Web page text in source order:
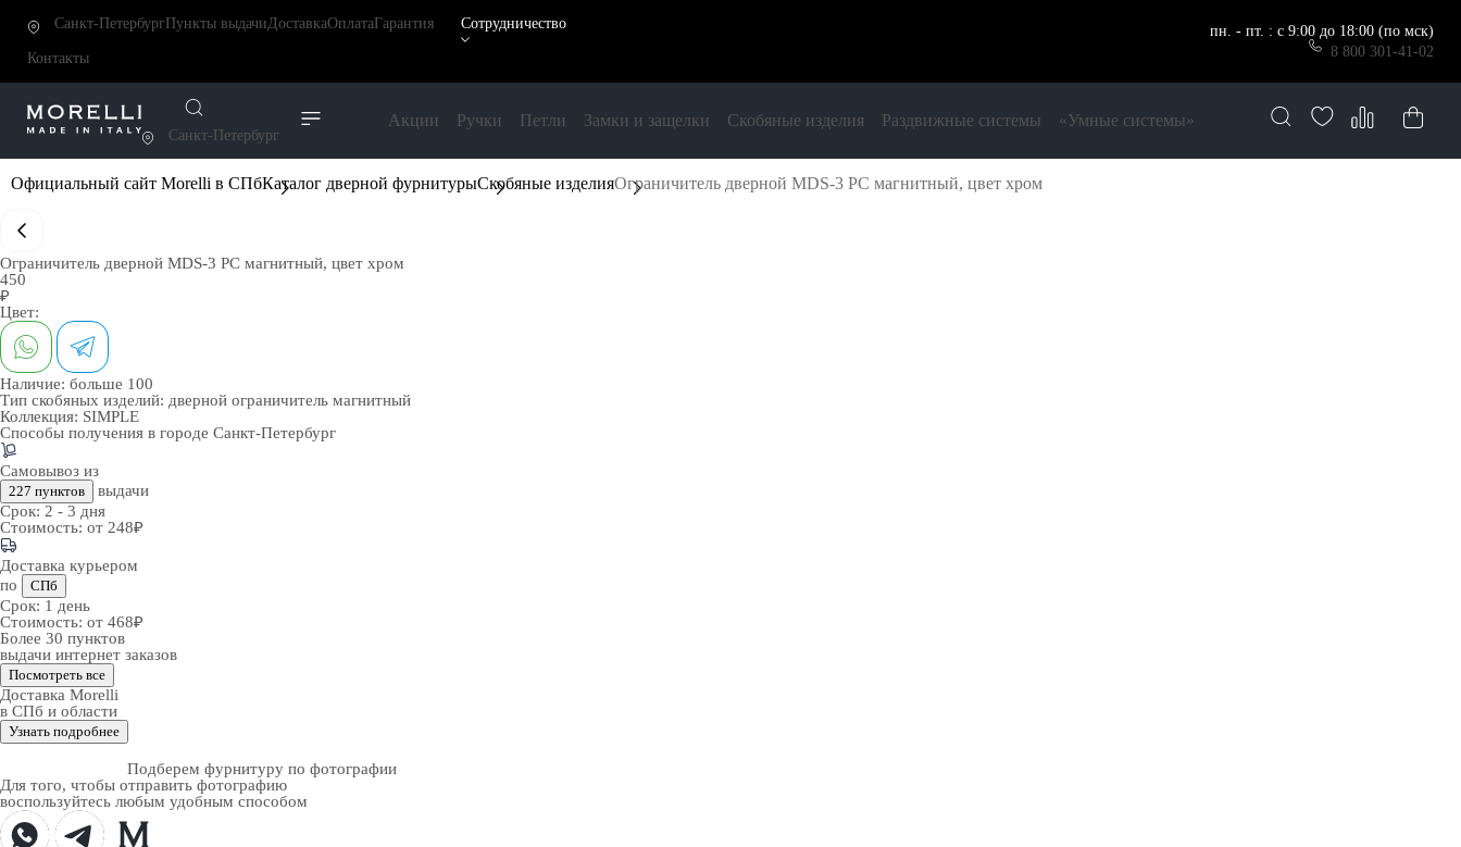
Санкт-ПетербургПункты выдачиДоставкаОплатаГарантия Сотрудничество
Контакты
пн. - пт. : с 9:00 до 18:00 (по мск)
8 800 301-41-02
Санкт-Петербург
Акции Ручки Петли Замки и защелки Скобяные изделия Раздвижные системы «Умные системы»
Официальный сайт Morelli в СПбКаталог дверной фурнитурыСкобяные изделияОграничитель дверной MDS-3 PC магнитный, цвет хром
Ограничитель дверной MDS-3 PC магнитный, цвет хром
450
₽
Цвет:
Наличие: больше 100
Тип скобяных изделий: дверной ограничитель магнитный
Коллекция: SIMPLE
Способы получения в городе Санкт-Петербург
Самовывоз из
227 пунктов
выдачи
Срок: 2 - 3 дня
Стоимость: от 248₽
Доставка курьером
по
СПб
Срок: 1 день
Стоимость: от 468₽
Более 30 пунктов
выдачи интернет заказов
Посмотреть все
Доставка Morelli
в СПб и области
Узнать подробнее
Подберем фурнитуру по фотографии
Для того, чтобы отправить фотографию
воспользуйтесь любым удобным способом